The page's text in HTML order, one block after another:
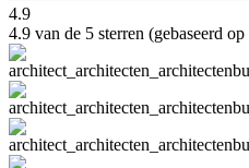
4.9
4.9 van de 5 sterren (gebaseerd op